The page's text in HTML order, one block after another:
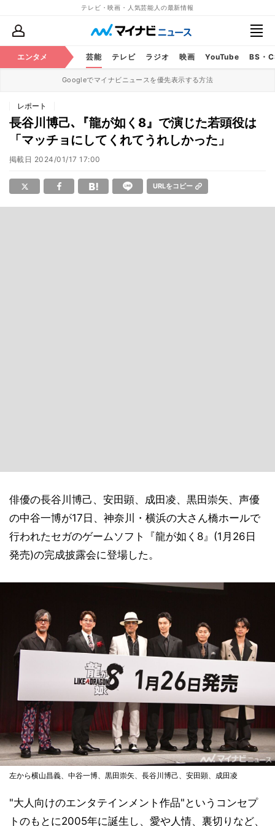
テレビ・映画・人気芸能人の最新情報
エンタメ 芸能 テレビ ラジオ 映画 YouTube BS・
Googleでマイナビニュースを優先表示する方法
レポート
長谷川博己､『龍が如く8』で演じた若頭役は
「マッチョにしてくれてうれしかった」
掲載日 2024/01/17 17:00
URLをコピー
俳優の長谷川博己、安田顕、成田凌、黒田崇矢、声優
の中谷一博が17日、神奈川・横浜の大さん橋ホールで
行われたセガのゲームソフト『龍が如く8』(1月26日
発売)の完成披露会に登場した。
左から横山昌義、中谷一博、黒田崇矢、長谷川博己、安田顕、成田凌
"大人向けのエンタテインメント作品"というコンセプ
トのもとに2005年に誕生し、愛や人情、裏切りなど、